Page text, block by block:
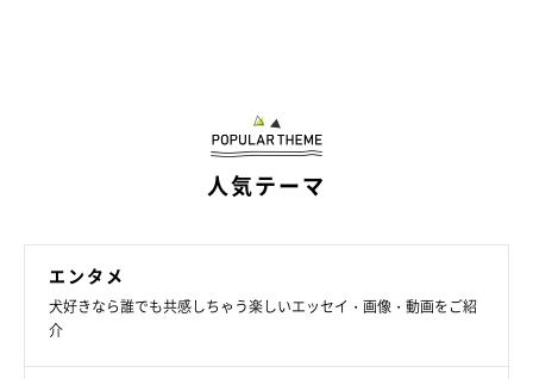
人気テーマ
エンタメ
犬好きなら誰でも共感しちゃう楽しいエッセイ・画像・動画をご紹
介